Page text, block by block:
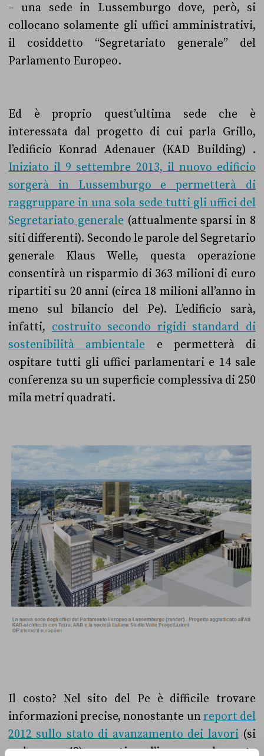
– una sede in Lussemburgo dove, però, si
collocano solamente gli uffici amministrativi,
il cosiddetto “Segretariato generale” del
Parlamento Europeo.
Ed è proprio quest’ultima sede che è
interessata dal progetto di cui parla Grillo,
l’edificio Konrad Adenauer (KAD Building) .
Iniziato il 9 settembre 2013, il nuovo edificio
sorgerà in Lussemburgo e permetterà di
raggruppare in una sola sede tutti gli uffici del
Segretariato generale (attualmente sparsi in 8
siti differenti). Secondo le parole del Segretario
generale Klaus Welle, questa operazione
consentirà un risparmio di 363 milioni di euro
ripartiti su 20 anni (circa 18 milioni all’anno in
meno sul bilancio del Pe). L’edificio sarà,
infatti, costruito secondo rigidi standard di
sostenibilità ambientale e permetterà di
ospitare tutti gli uffici parlamentari e 14 sale
conferenza su un superficie complessiva di 250
mila metri quadrati.
Il costo? Nel sito del Pe è difficile trovare
informazioni precise, nonostante unreport del
2012 sullo stato di avanzamento dei lavori(si
veda pag. 48) garantisca l’impegno da parte